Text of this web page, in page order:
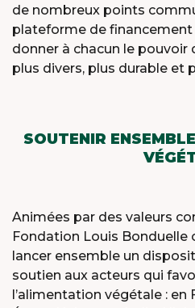
de nombreux points
plateforme de
donner à chacun le pouvoir
plus divers, plus durable et
SOUTENIR
Animées par des valeurs
Fondation Louis Bonduelle
lancer ensemble un
soutien aux acteurs qui
l’alimentation végétale : en